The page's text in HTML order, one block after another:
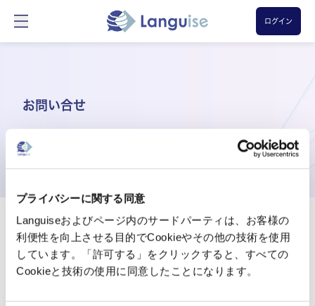
プライバシーに関する同意
Languiseおよびページ内のサードパーティは、お客様の
利便性を向上させる目的でCookieやその他の技術を使用
しています。「許可する」をクリックすると、すべての
Cookieと技術の使用に同意したことになります。
ログイン
お問い合せ
Languise、およびEnterpriseに関するお問い合わせはこちらから
お名前
メールアドレス
電話番号